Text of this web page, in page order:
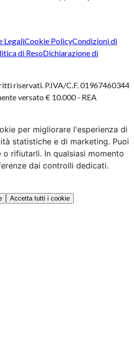
LegaliCookie PolicyCondizioni di
di ResoDichiarazione di
riservati. P.IVA/C.F. 01967460344
versato € 10.000 - REA
per migliorare l'esperienza di
statistiche e di marketing. Puoi
rifiutarli. In qualsiasi momento
dai controlli dedicati.
Accetta tutti i cookie